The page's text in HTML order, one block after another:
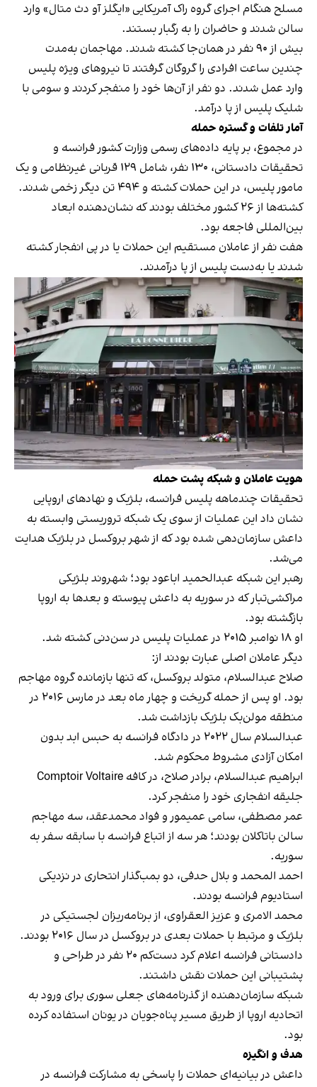
مسلح هنگام اجرای گروه راک آمریکایی «ایگلز آو دث متال» وارد
سالن شدند و حاضران را به رگبار بستند.
بیش از ۹۰ نفر در همان‌جا کشته شدند. مهاجمان به‌مدت
چندین ساعت افرادی را گروگان گرفتند تا نیروهای ویژه‌ پلیس
وارد عمل شدند. دو نفر از آن‌ها خود را منفجر کردند و سومی با
شلیک پلیس از پا درآمد.
آمار تلفات و گستره‌ حمله
در مجموع، بر پایه‌ داده‌های رسمی وزارت کشور فرانسه و
تحقیقات دادستانی، ۱۳۰ نفر، شامل ۱۲۹ قربانی غیرنظامی و یک
مامور پلیس، در این حملات کشته و ۴۹۴ تن دیگر زخمی شدند.
کشته‌ها از ۲۶ کشور مختلف بودند که نشان‌دهنده‌ ابعاد
بین‌المللی فاجعه بود.
هفت نفر از عاملان مستقیم این حملات یا در پی انفجار کشته
شدند یا به‌دست پلیس از پا درآمدند.
هویت عاملان و شبکه‌ پشت حمله
تحقیقات چندماهه‌ پلیس فرانسه، بلژیک و نهادهای اروپایی
نشان داد این عملیات از سوی یک شبکه‌ تروریستی وابسته به
داعش سازمان‌دهی شده بود که از شهر بروکسل در بلژیک هدایت
می‌شد.
رهبر این شبکه عبدالحمید اباعود بود؛ شهروند بلژیکی
مراکشی‌تبار که در سوریه به داعش پیوسته و بعدها به اروپا
بازگشته بود.
او ۱۸ نوامبر ۲۰۱۵ در عملیات پلیس در سن‌دنی کشته شد.
دیگر عاملان اصلی عبارت بودند از:
صلاح عبدالسلام، متولد بروکسل، که تنها بازمانده‌ گروه مهاجم
بود. او پس از حمله گریخت و چهار ماه بعد در مارس ۲۰۱۶ در
منطقه‌ مولن‌بک بلژیک بازداشت شد.
عبدالسلام سال ۲۰۲۲ در دادگاه فرانسه به حبس ابد بدون
امکان آزادی مشروط محکوم شد.
ابراهیم عبدالسلام، برادر صلاح، در کافه‌ Comptoir Voltaire
جلیقه‌ انفجاری خود را منفجر کرد.
عمر مصطفی، سامی عمیمور و فواد محمد‌عقد، سه مهاجم
سالن باتاکلان بودند؛ هر سه از اتباع فرانسه با سابقه‌ سفر به
سوریه.
احمد المحمد و بلال حدفی، دو بمب‌گذار انتحاری در نزدیکی
استادیوم فرانسه بودند.
محمد الامری و عزیز العقراوی، از برنامه‌ریزان لجستیکی در
بلژیک و مرتبط با حملات بعدی در بروکسل در سال ۲۰۱۶ بودند.
دادستانی فرانسه اعلام کرد دست‌کم ۲۰ نفر در طراحی و
پشتیبانی این حملات نقش داشتند.
شبکه‌ سازمان‌دهنده از گذرنامه‌های جعلی سوری برای ورود به
اتحادیه اروپا از طریق مسیر پناه‌جویان در یونان استفاده کرده
بود.
هدف و انگیزه
داعش در بیانیه‌ای حملات را پاسخی به مشارکت فرانسه در